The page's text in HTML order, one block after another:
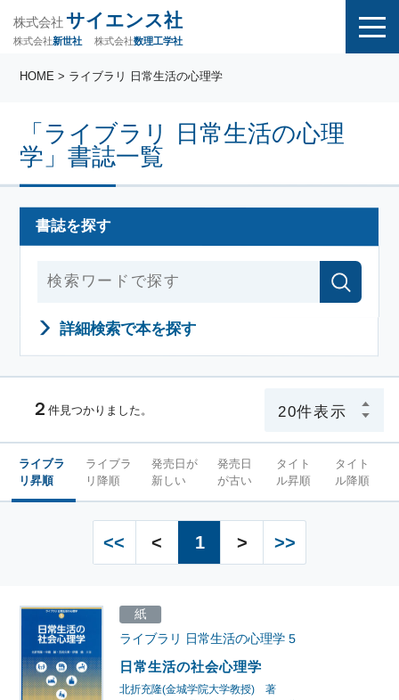
株式会社 サイエンス社
株式会社新世社 株式会社数理工学社
「ライブラリ 日常生活の心理
学」書誌一覧
HOME > ライブラリ 日常生活の心理学
書誌を探す
詳細検索で本を探す
２ 件見つかりました。
ライブラ
リ昇順
ライブラ
リ降順
発売日が
新しい
発売日
が古い
タイト
ル昇順
タイト
ル降順
<< < 1 > >>
日常生活の社会心理学
ライブラリ 日常生活の心理学 5
北折充隆(金城学院大学教授) 著
紙